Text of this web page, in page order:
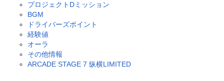
プロジェクトDミッション
BGM
ドライバーズポイント
経験値
オーラ
その他情報
ARCADE STAGE 7 纵横LIMITED